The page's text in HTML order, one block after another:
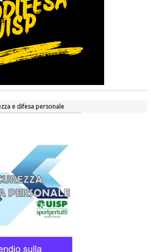
e difesa personale